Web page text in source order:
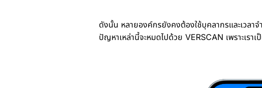
ดังนั้น หลายองค์กรยังคงต้องใช้บุคลากรและเวลา
ปัญหาเหล่านี้จะหมดไปด้วย VERSCAN เพราะเร